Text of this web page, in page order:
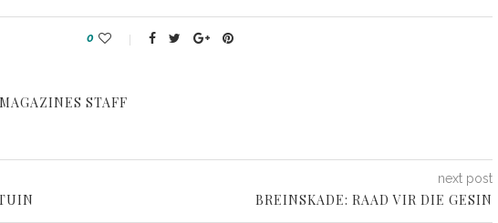
0
STAFF
next post
BREINSKADE: RAAD VIR DIE GESIN